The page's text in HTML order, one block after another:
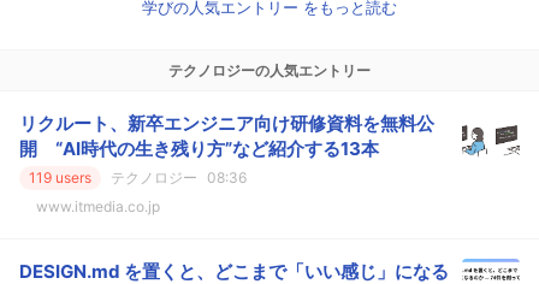
学びの人気エントリー をもっと読む
テクノロジーの人気エントリー
リクルート、新卒エンジニア向け研修資料を無料公
開 “AI時代の生き残り方”など紹介する13本
119 users テクノロジー
08:36
www.itmedia.co.jp
DESIGN.md を置くと、どこまで「いい感じ」になる